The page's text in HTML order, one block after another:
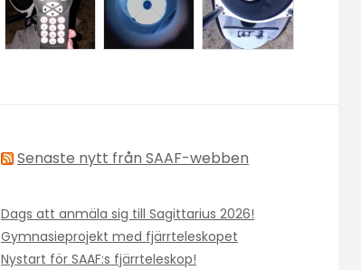
Senaste nytt från SAAF-webben
Dags att anmäla sig till Sagittarius 2026!
Gymnasieprojekt med fjärrteleskopet
Nystart för SAAF:s fjärrteleskop!